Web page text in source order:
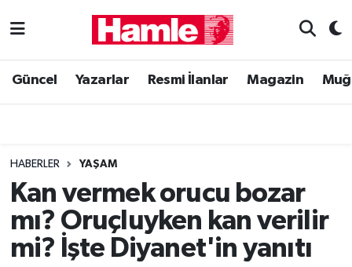
Güncel Yazarlar Resmi İlanlar Magazin
HABERLER YAŞAM
Kan vermek orucu bozar
mı? Oruçluyken kan verilir
mi? İşte Diyanet'in yanıtı
Güncel
Muğla Haber
Siyaset
Muğla Nöbetçi Eczaneler
Muğla Trafik Yoğunluk Haritası
Süper Lig Puan Durumu ve Fikstür
Tüm Manşetler